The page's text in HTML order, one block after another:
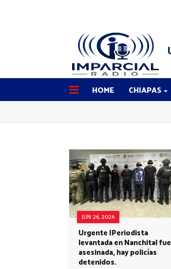
HOME CHIAPAS
JUN 26, 2026
Urgente |Periodista
levantada en Nanchital fue
asesinada, hay policías
detenidos.